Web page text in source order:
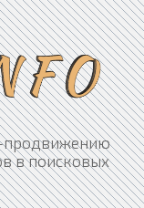
продвижению
в поисковых